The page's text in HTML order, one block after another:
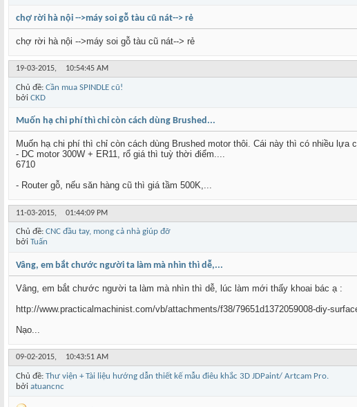
chợ rời hà nội -->máy soi gỗ tàu cũ nát--> rẻ
chợ rời hà nội -->máy soi gỗ tàu cũ nát--> rẻ
19-03-2015, 10:54:45 AM
Chủ đề: Cần mua SPINDLE cũ!
bởi CKD
Muốn hạ chi phí thì chỉ còn cách dùng Brushed...
Muốn hạ chi phí thì chỉ còn cách dùng Brushed motor thôi. Cái này thì có nhiều lựa
- DC motor 300W + ER11, rổ giá thì tuỳ thời điểm....
6710
- Router gỗ, nếu săn hàng cũ thì giá tầm 500K,...
11-03-2015, 01:44:09 PM
Chủ đề: CNC đầu tay, mong cả nhà giúp đỡ
bởi Tuấn
Vâng, em bắt chước người ta làm mà nhìn thì dễ,...
Vâng, em bắt chước người ta làm mà nhìn thì dễ, lúc làm mới thấy khoai bác ạ :
http://www.practicalmachinist.com/vb/attachments/f38/79651d1372059008-diy-
Nạo...
09-02-2015, 10:43:51 AM
Chủ đề: Thư viện + Tài liệu hướng dẫn thiết kế mẫu điêu khắc 3D JDPaint/ Artcam Pro.
bởi atuancnc